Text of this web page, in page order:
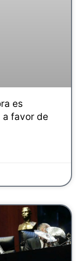
es
a favor de